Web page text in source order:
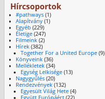
Hírcsoportok
#pathways(1)
Alapítvány(1)
Egyéb (229)
Életige(247)
Filmeink(2)
Hírek(382)
Together For a United Europe (9)
Könyveink(36)
Mellékletek(34)
Egység Lelkisége (13)
Nagygyűlés(20)
Rendezvények(132)
Egyesült Világ Hete (4)